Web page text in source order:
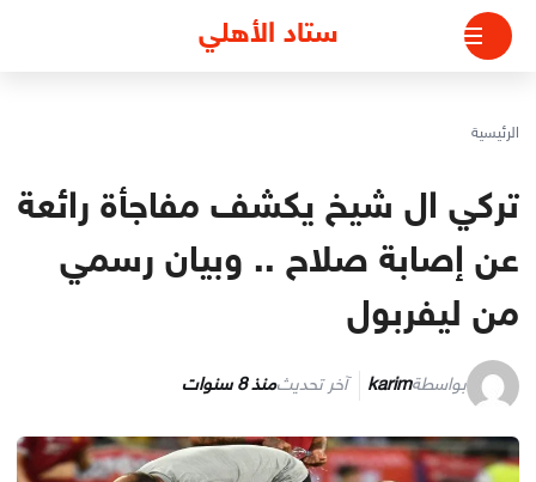
التجاوز
المحتوى
ستاد الأهلي
الرئيسية
تركي ال شيخ يكشف مفاجأة رائعة
عن إصابة صلاح .. وبيان رسمي
من ليفربول
بواسطةkarim آخر تحديثمنذ 8 سنوات